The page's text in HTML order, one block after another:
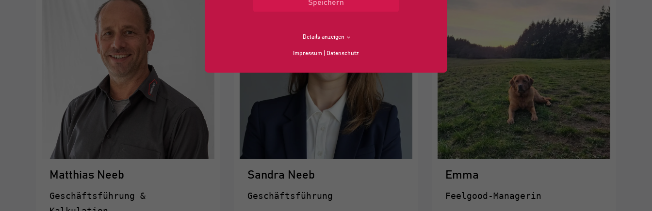
Matthias Neeb
Geschäftsführung &
Sandra Neeb
Geschäftsführung
Emma
Feelgood-Managerin
Details anzeigen
Impressum | Datenschutz